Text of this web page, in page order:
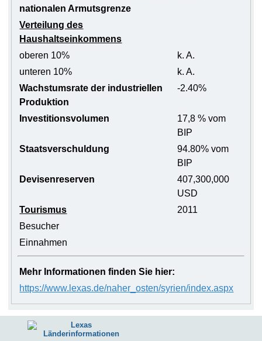
nationalen Armutsgrenze
Verteilung des
Haushaltseinkommens
oberen 10%
k. A.
unteren 10%
k. A.
Wachstumsrate der industriellen
Produktion
-2.40%
Investitionsvolumen
17,8 % vom
BIP
Staatsverschuldung
94.80% vom
BIP
Devisenreserven
407,300,000
USD
Tourismus
2011
Besucher
Einnahmen
Mehr Informationen finden Sie hier:
https://www.lexas.de/naher_osten/syrien/index.aspx